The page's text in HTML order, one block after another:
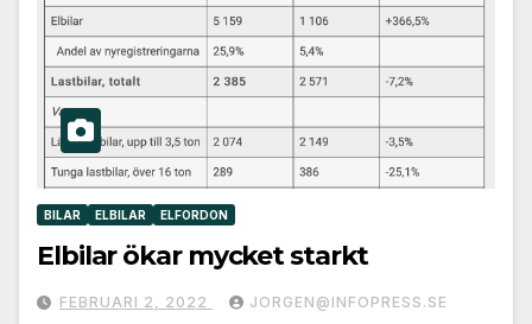
BILAR ELBILAR ELFORDON
Elbilar ökar mycket starkt
FEBRUARI 2, 2022 JORGEN@INFOPRESS.SE